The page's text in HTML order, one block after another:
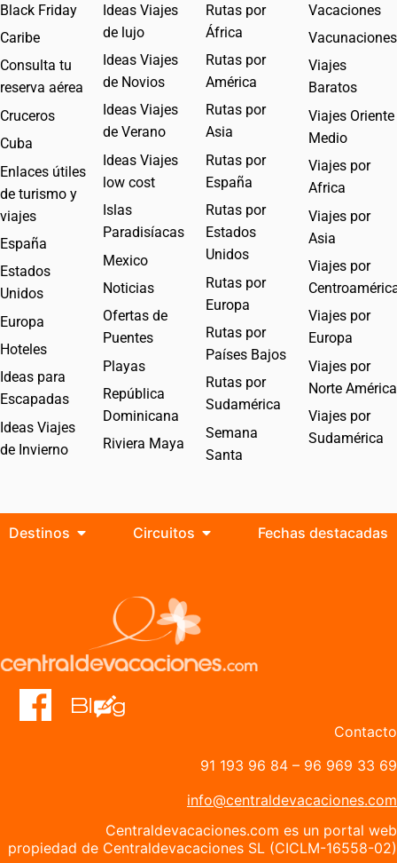
Black Friday
Caribe
Consulta tu
reserva aérea
Cruceros
Cuba
Enlaces útiles
de turismo y
viajes
España
Estados
Unidos
Europa
Hoteles
Ideas para
Escapadas
Ideas Viajes
de Invierno
Ideas Viajes
de lujo
Ideas Viajes
de Novios
Ideas Viajes
de Verano
Ideas Viajes
low cost
Islas
Paradisíacas
Mexico
Noticias
Ofertas de
Puentes
Playas
República
Dominicana
Riviera Maya
Rutas por
África
Rutas por
América
Rutas por
Asia
Rutas por
España
Rutas por
Estados
Unidos
Rutas por
Europa
Rutas por
Países Bajos
Rutas por
Sudamérica
Semana
Santa
Vacaciones
Vacunaciones
Viajes
Baratos
Viajes Oriente
Medio
Viajes por
Africa
Viajes por
Asia
Viajes por
Viajes por
Europa
Viajes por
Norte América
Viajes por
Sudamérica
Destinos Circuitos Fechas destacadas
Contacto
91 193 96 84 – 96 969 33 69
info@centraldevacaciones.com
Centraldevacaciones.com es un portal web
propiedad de Centraldevacaciones SL (CICLM-16558-02)